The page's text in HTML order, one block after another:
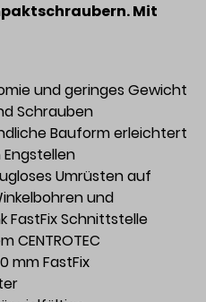
Mit
und geringes Gewicht
Schrauben
Bauform erleichtert
Umrüsten auf
und
FastFix Schnittstelle
CENTROTEC
mm FastFix